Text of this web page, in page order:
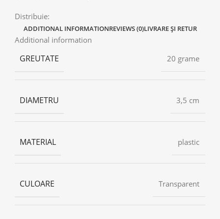
Distribuie:
ADDITIONAL INFORMATIONREVIEWS (0)LIVRARE ȘI RETUR
Additional information
GREUTATE 20 grame
DIAMETRU 3,5 cm
MATERIAL plastic
CULOARE Transparent